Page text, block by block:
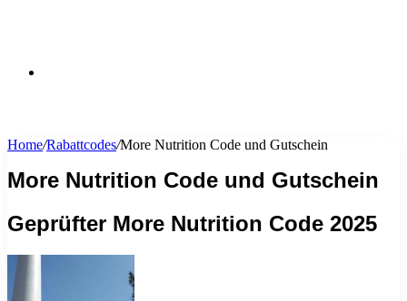
nach
Home/Rabattcodes/More Nutrition Code und Gutschein
More Nutrition Code und Gutschein
Geprüfter More Nutrition Code 2025